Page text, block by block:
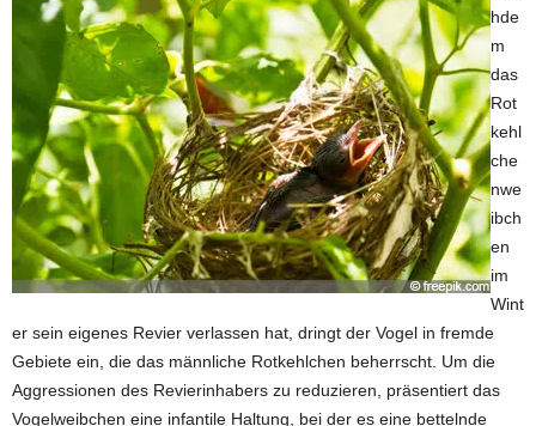
hde
m
das
Rot
kehl
che
nwe
ibch
en
im
Wint
er sein eigenes Revier verlassen hat, dringt der Vogel in fremde
Gebiete ein, die das männliche Rotkehlchen beherrscht. Um die
Aggressionen des Revierinhabers zu reduzieren, präsentiert das
Vogelweibchen eine infantile Haltung, bei der es eine bettelnde